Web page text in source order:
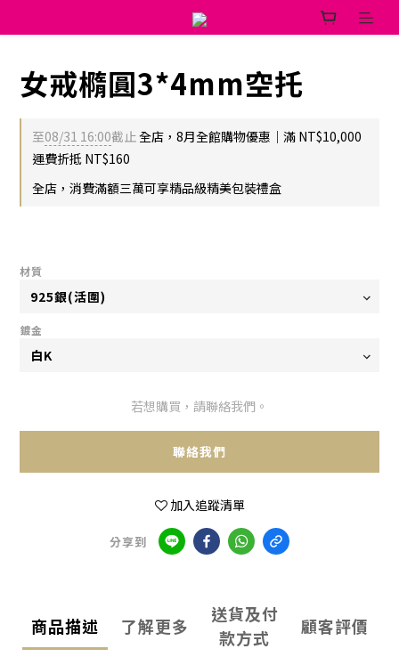
女戒橢圓3*4mm空托
至08/31 16:00截止全店，8月全館購物優惠｜滿 NT$10,000
運費折抵 NT$160
全店，消費滿額三萬可享精品級精美包裝禮盒
材質
鍍金
若想購買，請聯絡我們。
聯絡我們
加入追蹤清單
分享到
商品描述 了解更多
送貨及付
款方式
顧客評價